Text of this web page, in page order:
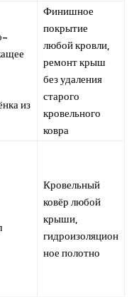
из
Финишное
покрытие
любой кровли,
ремонт крыш
без удаления
старого
кровельного
ковра
Кровельный
ковёр любой
крыши,
гидроизоляцион
ное полотно